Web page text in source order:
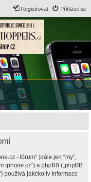
Přihlásit se
Registrovat
- fórum“ (dále jen “my”,
a phpBB („phpBB
používá jakékoliv informace